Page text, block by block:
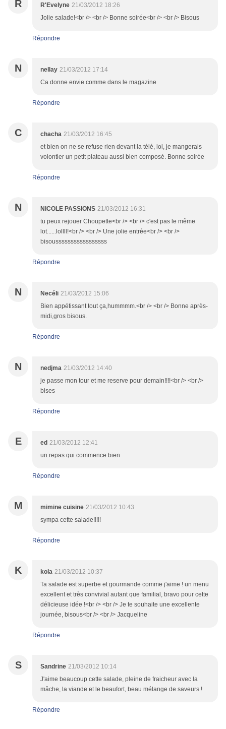
R R'Evelyne 21/03/2012 18:26
Jolie salade!<br /> <br /> Bonne soirée<br /> <br /> Bisous
Répondre
N nellay 21/03/2012 17:14
Ca donne envie comme dans le magazine
Répondre
C chacha 21/03/2012 16:45
et bien on ne se refuse rien devant la télé, lol, je mangerais
volontier un petit plateau aussi bien composé. Bonne soirée
Répondre
N NICOLE PASSIONS 21/03/2012 16:31
tu peux rejouer Choupette<br /> <br /> c'est pas le même
lot......lollll!<br /> <br /> Une jolie entrée<br /> <br />
bisousssssssssssssssss
Répondre
N Necéli 21/03/2012 15:06
Bien appétissant tout ça,hummmm.<br /> <br /> Bonne après-
midi,gros bisous.
Répondre
N nedjma 21/03/2012 14:40
je passe mon tour et me reserve pour demain!!!!<br /> <br />
bises
Répondre
E ed 21/03/2012 12:41
un repas qui commence bien
Répondre
M mimine cuisine 21/03/2012 10:43
sympa cette salade!!!!!
Répondre
K kola 21/03/2012 10:37
Ta salade est superbe et gourmande comme j'aime ! un menu
excellent et très convivial autant que familial, bravo pour cette
délicieuse idée !<br /> <br /> Je te souhaite une excellente
journée, bisous<br /> <br /> Jacqueline
Répondre
S Sandrine 21/03/2012 10:14
J'aime beaucoup cette salade, pleine de fraicheur avec la
mâche, la viande et le beaufort, beau mélange de saveurs !
Répondre